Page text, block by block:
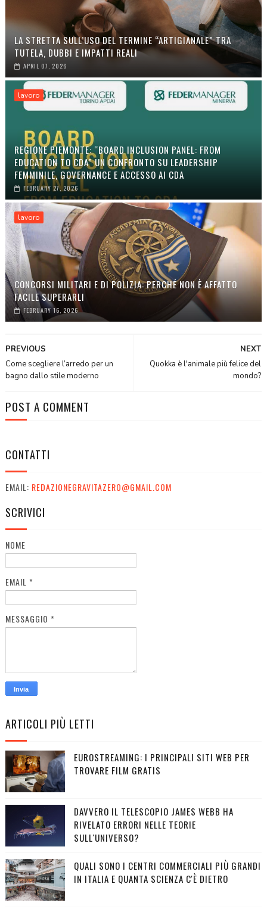
LA STRETTA SULL’USO DEL TERMINE “ARTIGIANALE” TRA
TUTELA, DUBBI E IMPATTI REALI
APRIL 07, 2026
lavoro
REGIONE PIEMONTE: “BOARD INCLUSION PANEL: FROM
EDUCATION TO CDA” UN CONFRONTO SU LEADERSHIP
FEMMINILE, GOVERNANCE E ACCESSO AI CDA
FEBRUARY 27, 2026
lavoro
CONCORSI MILITARI E DI POLIZIA: PERCHÉ NON È AFFATTO
FACILE SUPERARLI
FEBRUARY 16, 2026
NEXT
Quokka è l'animale più felice del
mondo?
PREVIOUS
Come scegliere l’arredo per un
bagno dallo stile moderno
POST A COMMENT
CONTATTI
EMAIL: REDAZIONEGRAVITAZERO@GMAIL.COM
SCRIVICI
NOME
EMAIL *
MESSAGGIO *
ARTICOLI PIÙ LETTI
EUROSTREAMING: I PRINCIPALI SITI WEB PER
TROVARE FILM GRATIS
DAVVERO IL TELESCOPIO JAMES WEBB HA
RIVELATO ERRORI NELLE TEORIE
SULL'UNIVERSO?
QUALI SONO I CENTRI COMMERCIALI PIÙ GRANDI
IN ITALIA E QUANTA SCIENZA C'È DIETRO